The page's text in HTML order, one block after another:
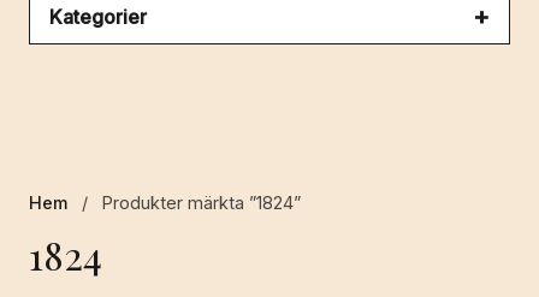
Kategorier
Hem / Produkter märkta ”1824”
1824